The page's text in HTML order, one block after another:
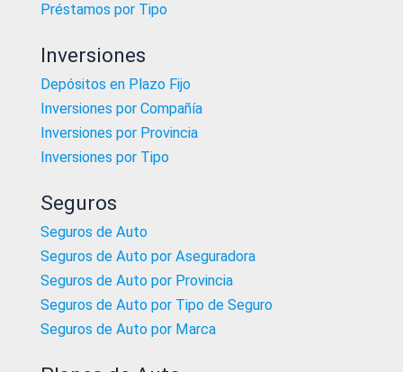
Préstamos por Tipo
Inversiones
Depósitos en Plazo Fijo
Inversiones por Compañía
Inversiones por Provincia
Inversiones por Tipo
Seguros
Seguros de Auto
Seguros de Auto por Aseguradora
Seguros de Auto por Provincia
Seguros de Auto por Tipo de Seguro
Seguros de Auto por Marca